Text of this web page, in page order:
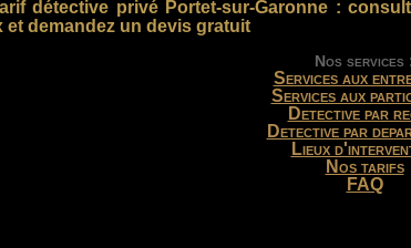
détective privé Portet-sur-Garonne :
et demandez un devis gratuit
Nos services
Services aux
Services aux
Detective par
Detective par
Lieux
Nos tarifs
FAQ